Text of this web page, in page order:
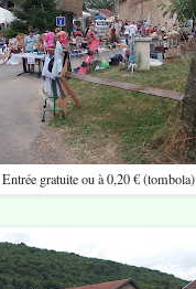
Entrée gratuite ou à 0,20 € (tombola)